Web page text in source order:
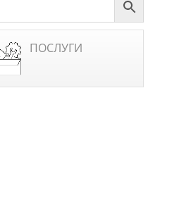
ПОСЛУГИ